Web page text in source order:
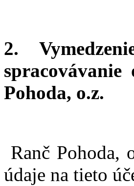
2.
Pohoda, o.z.
Ranč Pohoda,
údaje na tieto